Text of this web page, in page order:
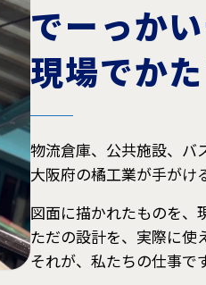
でーっか
現場でかた
物流倉庫、公共施設、バ
大阪府の橘工業が手がけ
図面に描かれたものを、
ただの設計を、実際に使
それが、私たちの仕事です